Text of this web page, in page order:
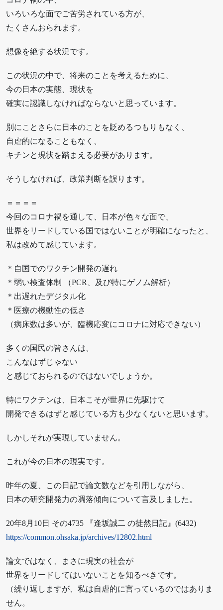
いろいろな面でご苦労されている方が、
たくさんおられます。
想像を絶する状況です。
この状況の中で、将来のことを考えるために、
今の日本の実態、現状を
確実に認識しなければならないと思っています。
別にことさらに日本のことを貶めるつもりもなく、
自虐的になることもなく、
キチンと現状を踏まえる必要があります。
そうしなければ、政策判断を誤ります。
＝＝＝＝
今回のコロナ禍を通して、日本が色々な面で、
世界をリードしている国ではないことが明確になったと、
私は改めて感じています。
＊自国でのワクチン開発の遅れ
＊弱い検査体制 （PCR、及び特にゲノム解析）
＊出遅れたデジタル化
＊医療の機動性の低さ
（病床数は多いが、臨機応変にコロナに対応できない）
多くの国民の皆さんは、
こんなはずじゃない
と感じておられるのではないでしょうか。
特にワクチンは、日本こそが世界に先駆けて
開発できるはずと感じている方も少なくないと思います。
しかしそれが実現していません。
これが今の日本の現実です。
昨年の夏、この日記で論文数などを引用しながら、
日本の研究開発力の凋落傾向について言及しました。
20年8月10日 その4735 『逢坂誠二 の徒然日記』(6432)
https://common.ohsaka.jp/archives/12802.html
論文ではなく、まさに現実の社会が
世界をリードしてはいないことを知るべきです。
（繰り返しますが、私は自虐的に言っているのではありま
せん。